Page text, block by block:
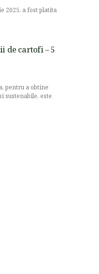
2025, a fost platita
de cartofi – 5
pentru a obtine
sustenabile, este